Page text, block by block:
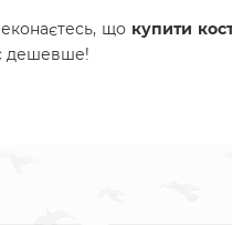
що купити
дешевше!